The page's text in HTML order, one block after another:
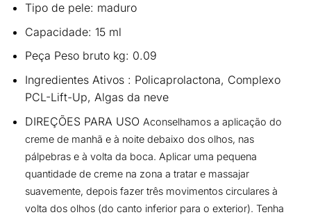
Tipo de pele: maduro
Capacidade: 15 ml
Peça Peso bruto kg: 0.09
Ingredientes Ativos : Policaprolactona, Complexo
PCL-Lift-Up, Algas da neve
DIREÇÕES PARA USO Aconselhamos a aplicação do
creme de manhã e à noite debaixo dos olhos, nas
pálpebras e à volta da boca. Aplicar uma pequena
quantidade de creme na zona a tratar e massajar
suavemente, depois fazer três movimentos circulares à
volta dos olhos (do canto inferior para o exterior). Tenha